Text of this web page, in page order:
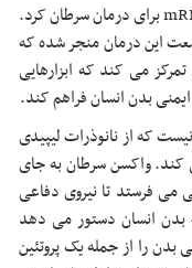
سایور یک دهه صرف فعالیت روی مهار کردن mRNA برای درمان سرطان کرد.
این درمان منجر شده که
می کند که ابزارهایی
بدن انسان فراهم کند.
هرچند فرمول این واکسن شبیه نسخه کووید ۱۹ نیست که از نانوذرات لیپیدی
کند. واکسن سرطان به جای
می فرستد تا نیروی دفاعی
انسان دستور می دهد
بدن را از جمله یک پروتئین